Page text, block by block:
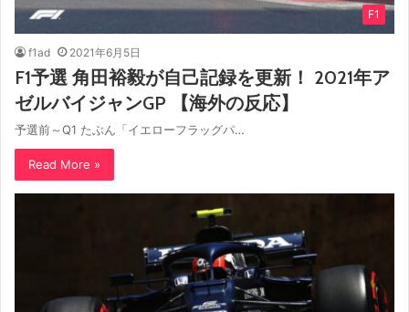
F1
f1ad 2021年6月5日
F1予選 角田裕毅が自己記録を更新！ 2021年ア
ゼルバイジャンGP 【海外の反応】
予選前～Q1 たぶん「イエローフラッグパ…
Read More »